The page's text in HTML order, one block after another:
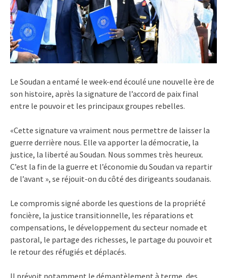
Le Soudan a entamé le week-end écoulé une nouvelle ère de
son histoire, après la signature de l’accord de paix final
entre le pouvoir et les principaux groupes rebelles.
«Cette signature va vraiment nous permettre de laisser la
guerre derrière nous. Elle va apporter la démocratie, la
justice, la liberté au Soudan. Nous sommes très heureux.
C’est la fin de la guerre et l’économie du Soudan va repartir
de l’avant », se réjouit-on du côté des dirigeants soudanais.
Le compromis signé aborde les questions de la propriété
foncière, la justice transitionnelle, les réparations et
compensations, le développement du secteur nomade et
pastoral, le partage des richesses, le partage du pouvoir et
le retour des réfugiés et déplacés.